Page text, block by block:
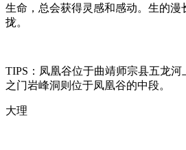
生命，总会获得灵感和感动。生的漫
拢。
TIPS：凤凰谷位于曲靖师宗县五龙
之门岩峰洞则位于凤凰谷的中段。
大理